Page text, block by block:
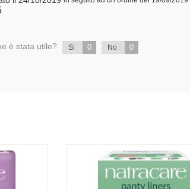
è stata utile? Si 0 No 0